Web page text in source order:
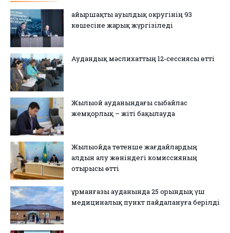
Қайыршақты ауылдық округінің 93
көшесіне жарық жүргізіледі
Аудандық мәслихаттың 12-сессиясы өтті
Жылыой ауданындағы сыбайлас
жемқорлық – жіті бақылауда
Жылыойда төтенше жағдайлардың
алдын алу жөніндегі комиссияның
отырысы өтті
Құрманғазы ауданында 25 орындық үш
медициналық пункт пайдалануға берілді